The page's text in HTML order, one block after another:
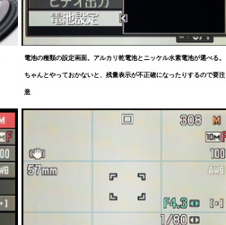
電池の種類の設定画面。アルカリ乾電池とニッケル水素電池が選べる。
ちゃんとやっておかないと、残量表示が不正確になったりするので要注
意